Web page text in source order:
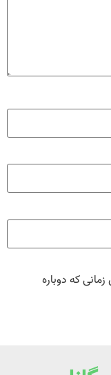
که دوباره